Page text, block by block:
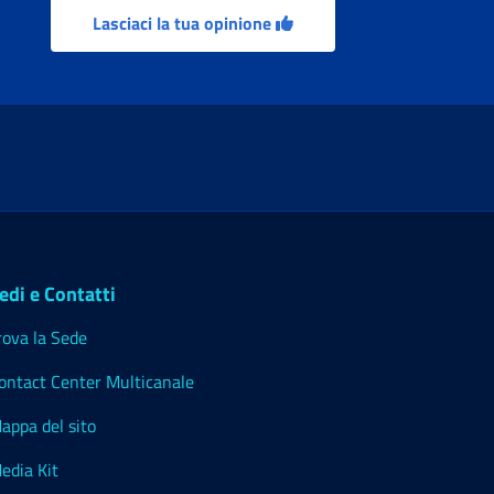
Lasciaci la tua opinione
e Contatti
la Sede
Center Multicanale
del sito
Kit